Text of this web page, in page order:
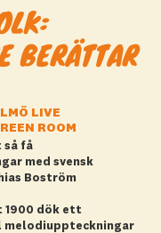
BERÄTTAR
LIVE
ROOM
så få
med svensk
Boström
1900 dök ett